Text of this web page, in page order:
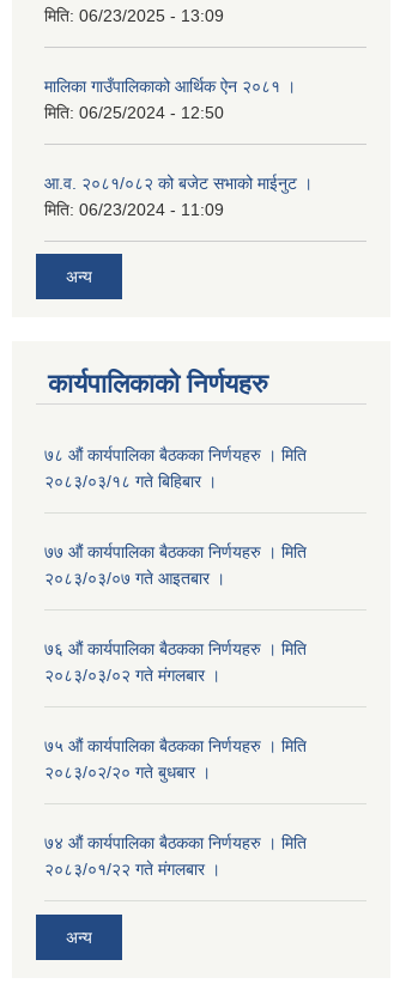
मिति: 06/23/2025 - 13:09
मालिका गाउँपालिकाको आर्थिक ऐन २०८१ ।
मिति: 06/25/2024 - 12:50
आ.व. २०८१/०८२ को बजेट सभाको माईनुट ।
मिति: 06/23/2024 - 11:09
अन्य
कार्यपालिकाको निर्णयहरु
७८ औं कार्यपालिका बैठकका निर्णयहरु । मिति
२०८३/०३/१८ गते बिहिबार ।
७७ औं कार्यपालिका बैठकका निर्णयहरु । मिति
२०८३/०३/०७ गते आइतबार ।
७६ औं कार्यपालिका बैठकका निर्णयहरु । मिति
२०८३/०३/०२ गते मंगलबार ।
७५ औं कार्यपालिका बैठकका निर्णयहरु । मिति
२०८३/०२/२० गते बुधबार ।
७४ औं कार्यपालिका बैठकका निर्णयहरु । मिति
२०८३/०१/२२ गते मंगलबार ।
अन्य